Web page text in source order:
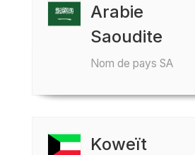
Arabie
Saoudite
Nom de pays SA
Koweït